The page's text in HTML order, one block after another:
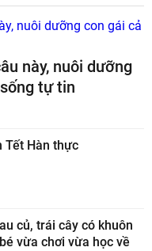
này, nuôi dưỡng
tự tin
Tết Hàn thực
củ, trái cây có khuôn
vừa chơi vừa học về